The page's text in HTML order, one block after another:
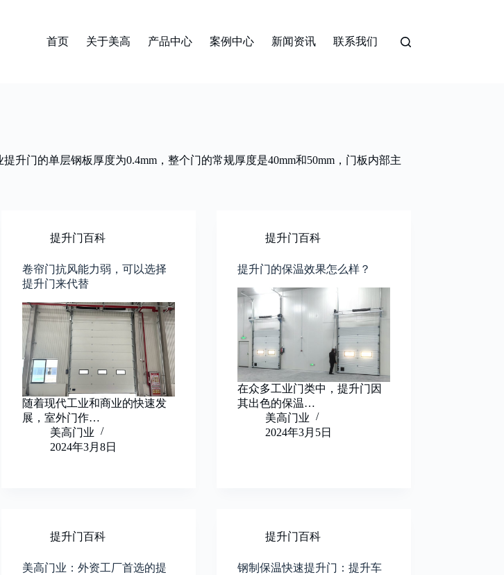
首页 关于美高 产品中心 案例中心 新闻资讯 联系我们
门的单层钢板厚度为0.4mm，整个门的常规厚度是40mm和50mm，门板内部主
提升门百科
卷帘门抗风能力弱，可以选择
提升门来代替
随着现代工业和商业的快速发
展，室外门作…
美高门业
2024年3月8日
提升门百科
提升门的保温效果怎么样？
在众多工业门类中，提升门因
其出色的保温…
美高门业
2024年3月5日
提升门百科
美高门业：外资工厂首选的提
提升门百科
钢制保温快速提升门：提升车